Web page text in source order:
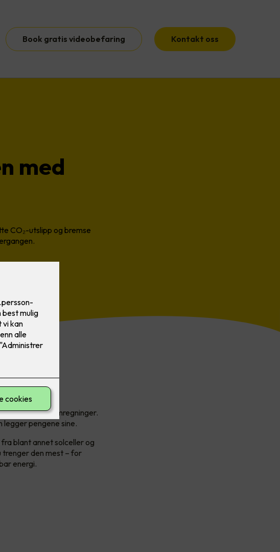
Book gratis videobefaring Kontakt oss
med
CO₂-utslipp og bremse
lavere strømregninger.
pengene sine.
blant annet solceller og
trenger den mest – for
energi.